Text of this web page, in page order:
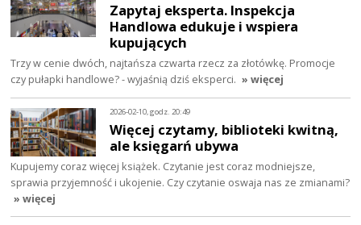
Zapytaj eksperta. Inspekcja
Handlowa edukuje i wspiera
kupujących
Trzy w cenie dwóch, najtańsza czwarta rzecz za złotówkę. Promocje
czy pułapki handlowe? - wyjaśnią dziś eksperci. » więcej
2026-02-10, godz. 20:49
Więcej czytamy, biblioteki kwitną,
ale księgarń ubywa
Kupujemy coraz więcej książek. Czytanie jest coraz modniejsze,
sprawia przyjemność i ukojenie. Czy czytanie oswaja nas ze zmianami?
» więcej